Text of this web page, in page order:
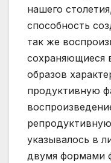
нашего
способность
так же
сохраняющиеся
образов
продуктивную
указывалось в
двумя формами